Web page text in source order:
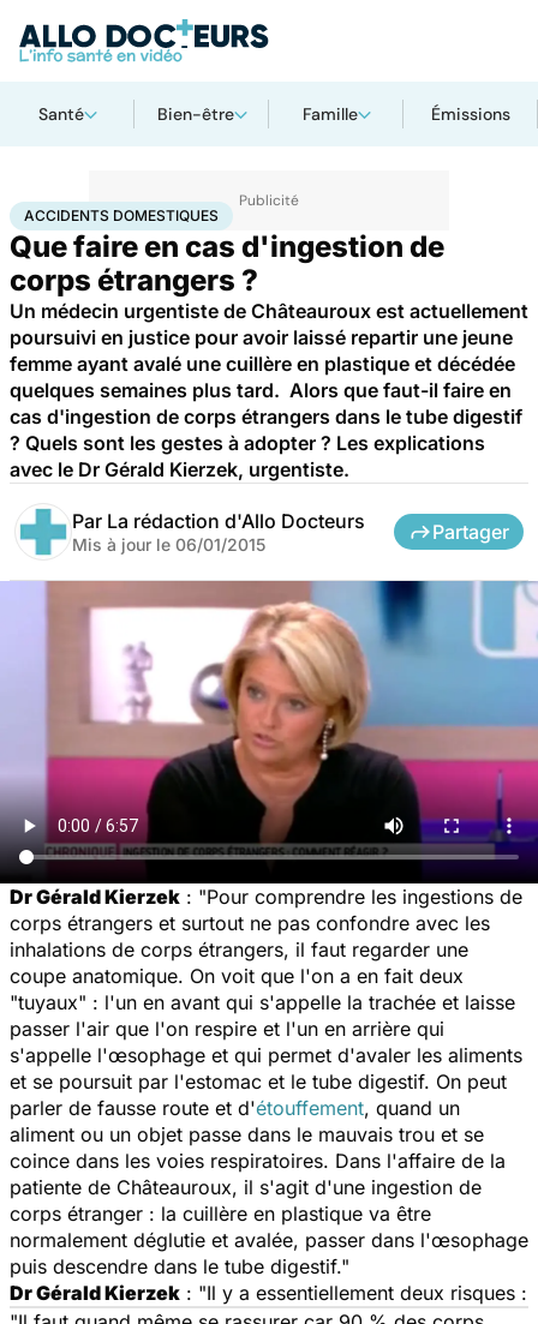
Santé Bien-être Famille Émissions
AccueilSanté Accidents domestiques
ACCIDENTS DOMESTIQUES
Que faire en cas d'ingestion de
corps étrangers ?
Un médecin urgentiste de Châteauroux est actuellement
poursuivi en justice pour avoir laissé repartir une jeune
femme ayant avalé une cuillère en plastique et décédée
quelques semaines plus tard. Alors que faut-il faire en
cas d'ingestion de corps étrangers dans le tube digestif
? Quels sont les gestes à adopter ? Les explications
avec le Dr Gérald Kierzek, urgentiste.
Par La rédaction d'Allo Docteurs
Mis à jour le 06/01/2015
Partager
Dr Gérald Kierzek : "Pour comprendre les ingestions de
corps étrangers et surtout ne pas confondre avec les
inhalations de corps étrangers, il faut regarder une
coupe anatomique. On voit que l'on a en fait deux
"tuyaux" : l'un en avant qui s'appelle la trachée et laisse
passer l'air que l'on respire et l'un en arrière qui
s'appelle l'œsophage et qui permet d'avaler les aliments
et se poursuit par l'estomac et le tube digestif. On peut
parler de fausse route et d'étouffement, quand un
aliment ou un objet passe dans le mauvais trou et se
coince dans les voies respiratoires. Dans l'affaire de la
patiente de Châteauroux, il s'agit d'une ingestion de
corps étranger : la cuillère en plastique va être
normalement déglutie et avalée, passer dans l'œsophage
puis descendre dans le tube digestif."
Dr Gérald Kierzek : "Il y a essentiellement deux risques :